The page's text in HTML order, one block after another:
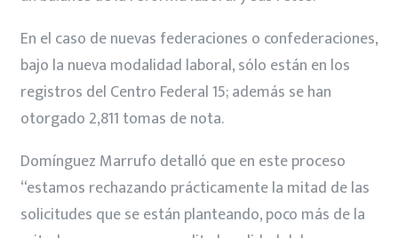
En el caso de nuevas federaciones o confederaciones,
bajo la nueva modalidad laboral, sólo están en los
registros del Centro Federal 15; además se han
otorgado 2,811 tomas de nota.
Domínguez Marrufo detalló que en este proceso
“estamos rechazando prácticamente la mitad de las
solicitudes que se están planteando, poco más de la